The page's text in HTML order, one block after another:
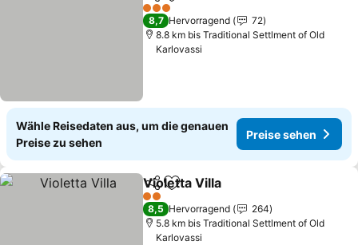
3 Sterne
8,7 Hervorragend
72
8.8 km bis Traditional Settlment of Old
Karlovassi
Wähle Reisedaten aus, um die genauen
Preise zu sehen
Preise sehen
TeilenZu Favoriten hinzufügen
Violetta Villa
2 Sterne
8,5 Hervorragend
264
5.8 km bis Traditional Settlment of Old
Karlovassi